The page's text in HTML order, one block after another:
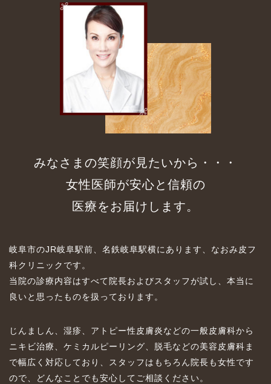
みなさまの笑顔が見たいから・・・
女性医師が安心と信頼の
医療をお届けします。
岐阜市のJR岐阜駅前、名鉄岐阜駅横にあります、なおみ皮フ
科クリニックです。
当院の診療内容はすべて院長およびスタッフが試し、 本当に
良いと思ったものを扱っております。
じんましん、湿疹、アトピー性皮膚炎などの一般皮膚科から
ニキビ治療、 ケミカルピーリング、脱毛などの美容皮膚科ま
で幅広く対応しており、 スタッフはもちろん院長も女性です
ので、
どんなことでも安心してご相談ください。